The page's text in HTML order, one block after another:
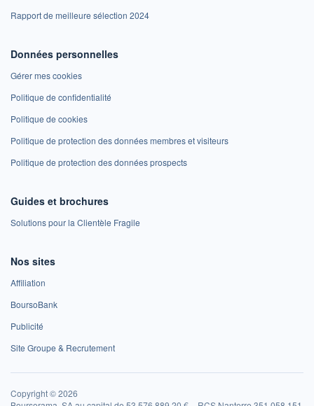
Rapport de meilleure sélection 2024
Données personnelles
Gérer mes cookies
Politique de confidentialité
Politique de cookies
Politique de protection des données membres et visiteurs
Politique de protection des données prospects
Guides et brochures
Solutions pour la Clientèle Fragile
Nos sites
Affiliation
BoursoBank
Publicité
Site Groupe & Recrutement
Copyright © 2026